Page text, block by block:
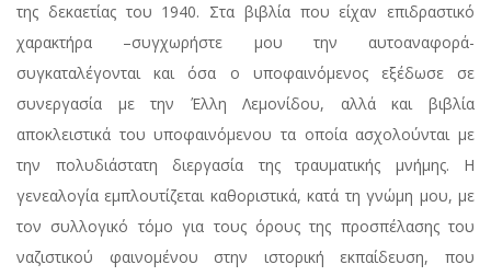
της δεκαετίας του 1940. Στα βιβλία που είχαν επιδραστικό
χαρακτήρα –συγχωρήστε μου την αυτοαναφορά-
συγκαταλέγονται και όσα ο υποφαινόμενος εξέδωσε σε
συνεργασία με την Έλλη Λεμονίδου, αλλά και βιβλία
αποκλειστικά του υποφαινόμενου τα οποία ασχολούνται με
την πολυδιάστατη διεργασία της τραυματικής μνήμης. Η
γενεαλογία εμπλουτίζεται καθοριστικά, κατά τη γνώμη μου, με
τον συλλογικό τόμο για τους όρους της προσπέλασης του
ναζιστικού φαινομένου στην ιστορική εκπαίδευση, που